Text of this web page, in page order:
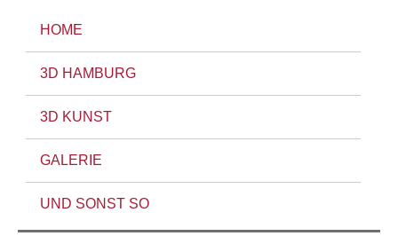
HOME
3D HAMBURG
3D KUNST
GALERIE
UND SONST SO